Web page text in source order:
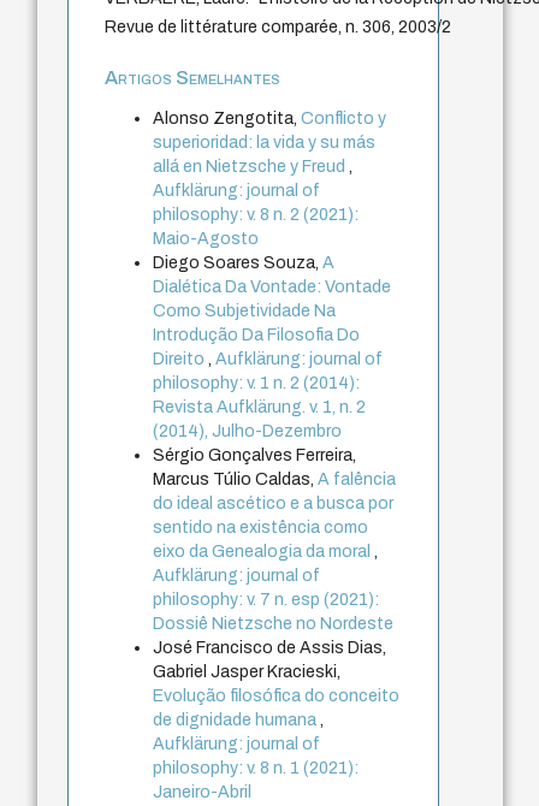
Revue de littérature comparée, n. 306, 2003/2
Artigos Semelhantes
Alonso Zengotita,Conflicto y
superioridad: la vida y su más
allá en Nietzsche y Freud,
Aufklärung: journal of
philosophy: v. 8 n. 2 (2021):
Maio-Agosto
Diego Soares Souza,A
Dialética Da Vontade: Vontade
Como Subjetividade Na
Introdução Da Filosofia Do
Direito,Aufklärung: journal of
philosophy: v. 1 n. 2 (2014):
Revista Aufklärung. v. 1, n. 2
(2014), Julho-Dezembro
Sérgio Gonçalves Ferreira,
Marcus Túlio Caldas,A falência
do ideal ascético e a busca por
sentido na existência como
eixo da Genealogia da moral,
Aufklärung: journal of
philosophy: v. 7 n. esp (2021):
Dossiê Nietzsche no Nordeste
José Francisco de Assis Dias,
Gabriel Jasper Kracieski,
Evolução filosófica do conceito
de dignidade humana,
Aufklärung: journal of
philosophy: v. 8 n. 1 (2021):
Janeiro-Abril